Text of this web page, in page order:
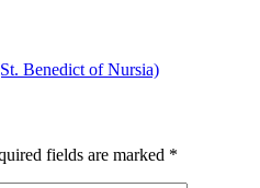
Benedict of Nursia)
fields are marked *